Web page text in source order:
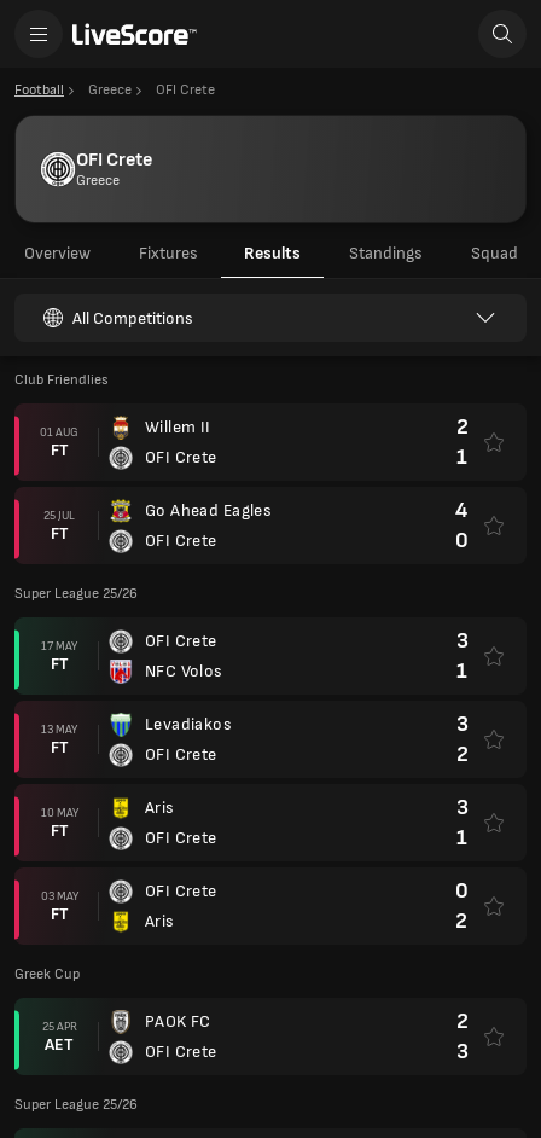
Football Greece OFI Crete
OFI Crete
Greece
Overview Fixtures Results Standings Squad
All Competitions
Club Friendlies
01 AUG
FT
Willem II
OFI Crete
2
1
25 JUL
FT
Go Ahead Eagles
OFI Crete
4
0
Super League 25/26
17 MAY
FT
OFI Crete
NFC Volos
3
1
13 MAY
FT
Levadiakos
OFI Crete
3
2
10 MAY
FT
Aris
OFI Crete
3
1
03 MAY
FT
OFI Crete
Aris
0
2
Greek Cup
25 APR
AET
PAOK FC
OFI Crete
2
3
Super League 25/26